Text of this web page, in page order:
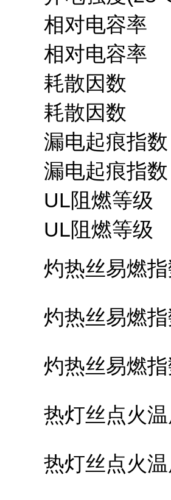
相对电容率
相对电容率
耗散因数
耗散因数
漏电起痕指数
漏电起痕指数
UL阻燃等级
UL阻燃等级
灼热丝易燃
灼热丝易燃
灼热丝易燃
热灯丝点火
热灯丝点火